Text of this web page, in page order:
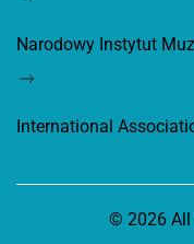
Narodowy Instytut
International
© 2026 All